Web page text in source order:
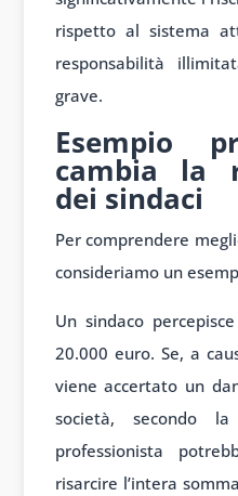
rispetto al sistema
responsabilità
grave.
Esempio
cambia la
dei sindaci
Per comprendere
consideriamo un
Un sindaco
20.000 euro. Se, a
viene accertato un
società, secondo
professionista
risarcire l’intera